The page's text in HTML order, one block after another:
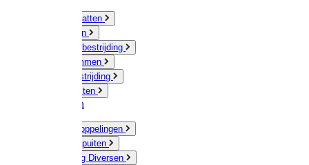
Muizen / Ratten
Drukspuiten
Ongediertebestrijding
Mollenklemmen
Onkruidbestrijding
Vliegenkasten
Meststoffen
Messing koppelingen
Gieters / Spuiten
Besproeiing Diversen